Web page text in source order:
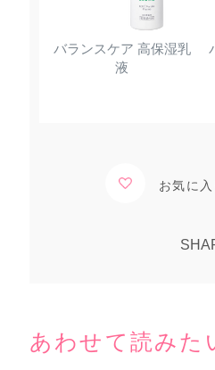
バランスケア 高保湿乳
液
お気に
あわせて読みた